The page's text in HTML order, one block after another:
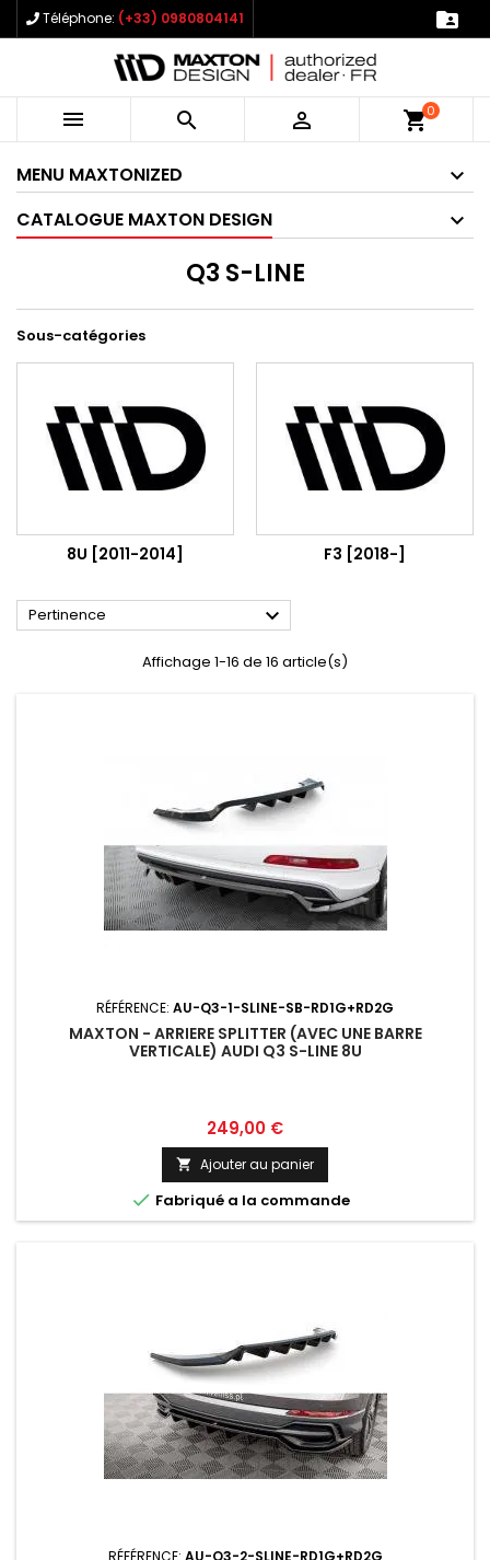
Téléphone: (+33) 0980804141 
   shopping_cart0
MENU MAXTONIZED
CATALOGUE MAXTON DESIGN
Q3 S-LINE
Sous-catégories
8U [2011-2014] F3 [2018-]
Pertinence 
Affichage 1-16 de 16 article(s)
RÉFÉRENCE: AU-Q3-1-SLINE-SB-RD1G+RD2G
MAXTON - ARRIERE SPLITTER (AVEC UNE BARRE
VERTICALE) AUDI Q3 S-LINE 8U
Prix
249,00 €
 Ajouter au panier
 Fabriqué a la commande